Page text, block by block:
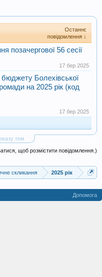
Останнє
повідомлення ↓
позачергової 56 сесії
17 бер 2025
Болехівської
на 2025 рік (код
17 бер 2025
тем
щоб розмістити повідомлення.)
скликання 2025 рік
Допомога